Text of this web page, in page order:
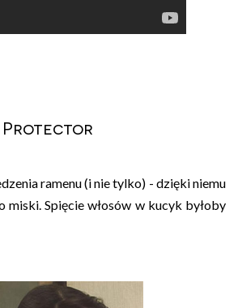
Protector
ramenu (i nie tylko) - dzięki niemu
miski. Spięcie włosów w kucyk byłoby